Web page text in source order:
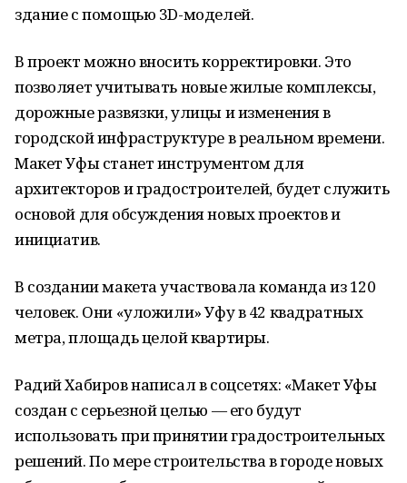
здание с помощью 3D-моделей.
В проект можно вносить корректировки. Это
позволяет учитывать новые жилые комплексы,
дорожные развязки, улицы и изменения в
городской инфраструктуре в реальном времени.
Макет Уфы станет инструментом для
архитекторов и градостроителей, будет служить
основой для обсуждения новых проектов и
инициатив.
В создании макета участвовала команда из 120
человек. Они «уложили» Уфу в 42 квадратных
метра, площадь целой квартиры.
Радий Хабиров написал в соцсетях: «Макет Уфы
создан с серьезной целью — его будут
использовать при принятии градостроительных
решений. По мере строительства в городе новых